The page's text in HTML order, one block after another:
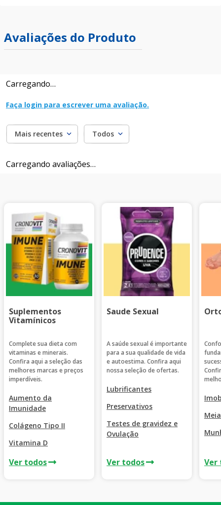
Avaliações do Produto
Carregando…
Faça login para escrever uma avaliação.
Mais recentes Todos
Carregando avaliações…
Suplementos
Vitamínicos
Complete sua dieta com
vitaminas e minerais.
Confira aqui a seleção das
melhores marcas e preços
imperdíveis.
Aumento da
Imunidade
Colágeno Tipo II
Vitamina D
Ver todos
Saude Sexual
A saúde sexual é importante
para a sua qualidade de vida
e autoestima. Confira aqui
nossa seleção de ofertas.
Lubrificantes
Preservativos
Testes de gravidez e
Ovulação
Ver todos Ver